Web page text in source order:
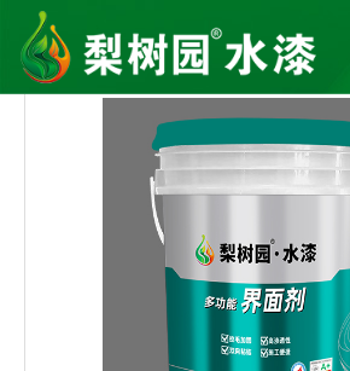
首页 渗透型单组份界面剂